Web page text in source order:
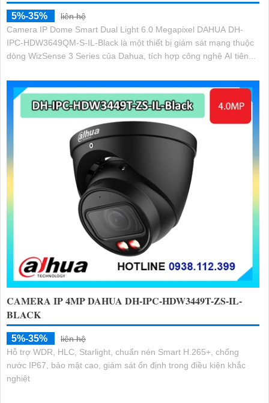
5%-35%
liên hệ
Camera IP Dome Smart Dual Light 6.0 Megapixel DAHUA DH-
IPC-HDW3649QM-S-IL-Black là một thiết bị giám sát mạng thuộc
dòng WizSense 3 Series của Dahua, tích hợp công nghệ AI tiên...
CAMERA IP 4MP DAHUA DH-IPC-HDW3449T-ZS-IL-
BLACK
5%-35%
liên hệ
Hỗ trợ WDR, HLC, Starlight, chuẩn nén Smart H.265+, chống
nước IP67, bảo mật cao, giám sát ổn định trong điều kiện khắc
nghiệt